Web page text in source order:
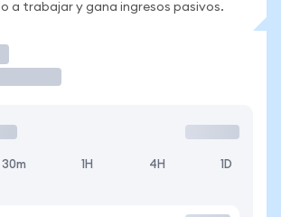
a trabajar y gana ingresos pasivos.
30m 1H 4H 1D